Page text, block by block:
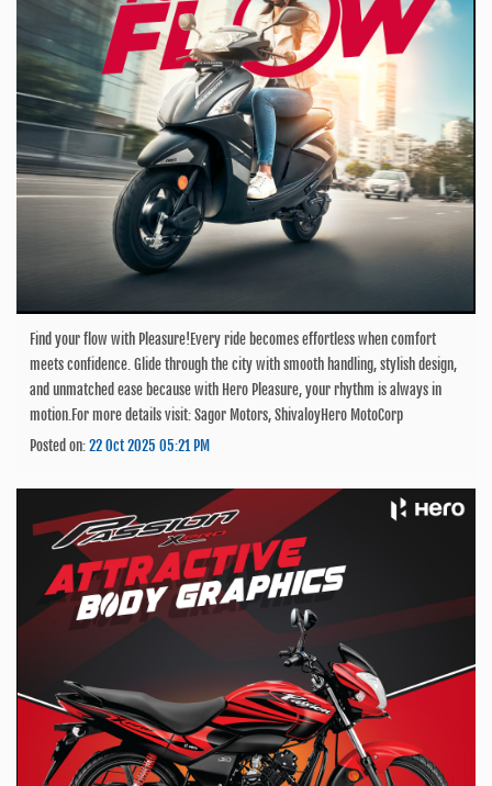
Find your flow with Pleasure!Every ride becomes effortless when comfort
meets confidence. Glide through the city with smooth handling, stylish design,
and unmatched ease because with Hero Pleasure, your rhythm is always in
motion.For more details visit: Sagor Motors, ShivaloyHero MotoCorp
Posted on:22 Oct 2025 05:21 PM